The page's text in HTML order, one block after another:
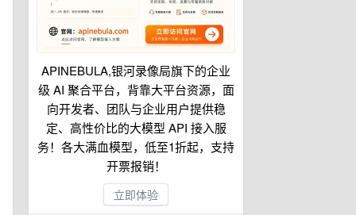
APINEBULA,银河录像局旗下的企业
级 AI 聚合平台，背靠大平台资源，面
向开发者、团队与企业用户提供稳
定、高性价比的大模型 API 接入服
务！各大满血模型，低至1折起，支持
开票报销！
立即体验